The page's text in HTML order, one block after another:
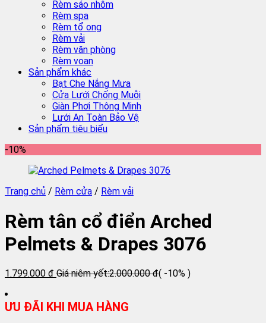
Rèm sáo nhôm
Rèm spa
Rèm tổ ong
Rèm vải
Rèm văn phòng
Rèm voan
Sản phẩm khác
Bạt Che Nắng Mưa
Cửa Lưới Chống Muỗi
Giàn Phơi Thông Minh
Lưới An Toàn Bảo Vệ
Sản phẩm tiêu biểu
-10%
Trang chủ / Rèm cửa / Rèm vải
Rèm tân cổ điển Arched
Pelmets & Drapes 3076
1.799.000 đ Giá niêm yết:2.000.000 đ( -10% )
ƯU ĐÃI KHI MUA HÀNG